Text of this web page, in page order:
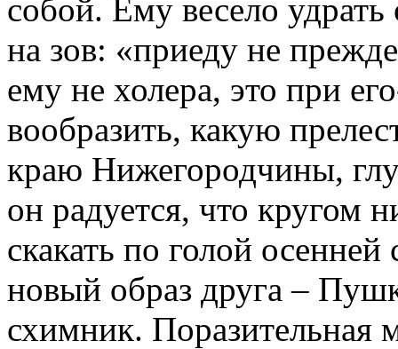
собой. Ему весело
на зов: «приеду не
ему не холера, это при
вообразить, какую
краю Нижегородчины,
он радуется, что кругом
скакать по голой
новый образ друга –
схимник. Поразительная